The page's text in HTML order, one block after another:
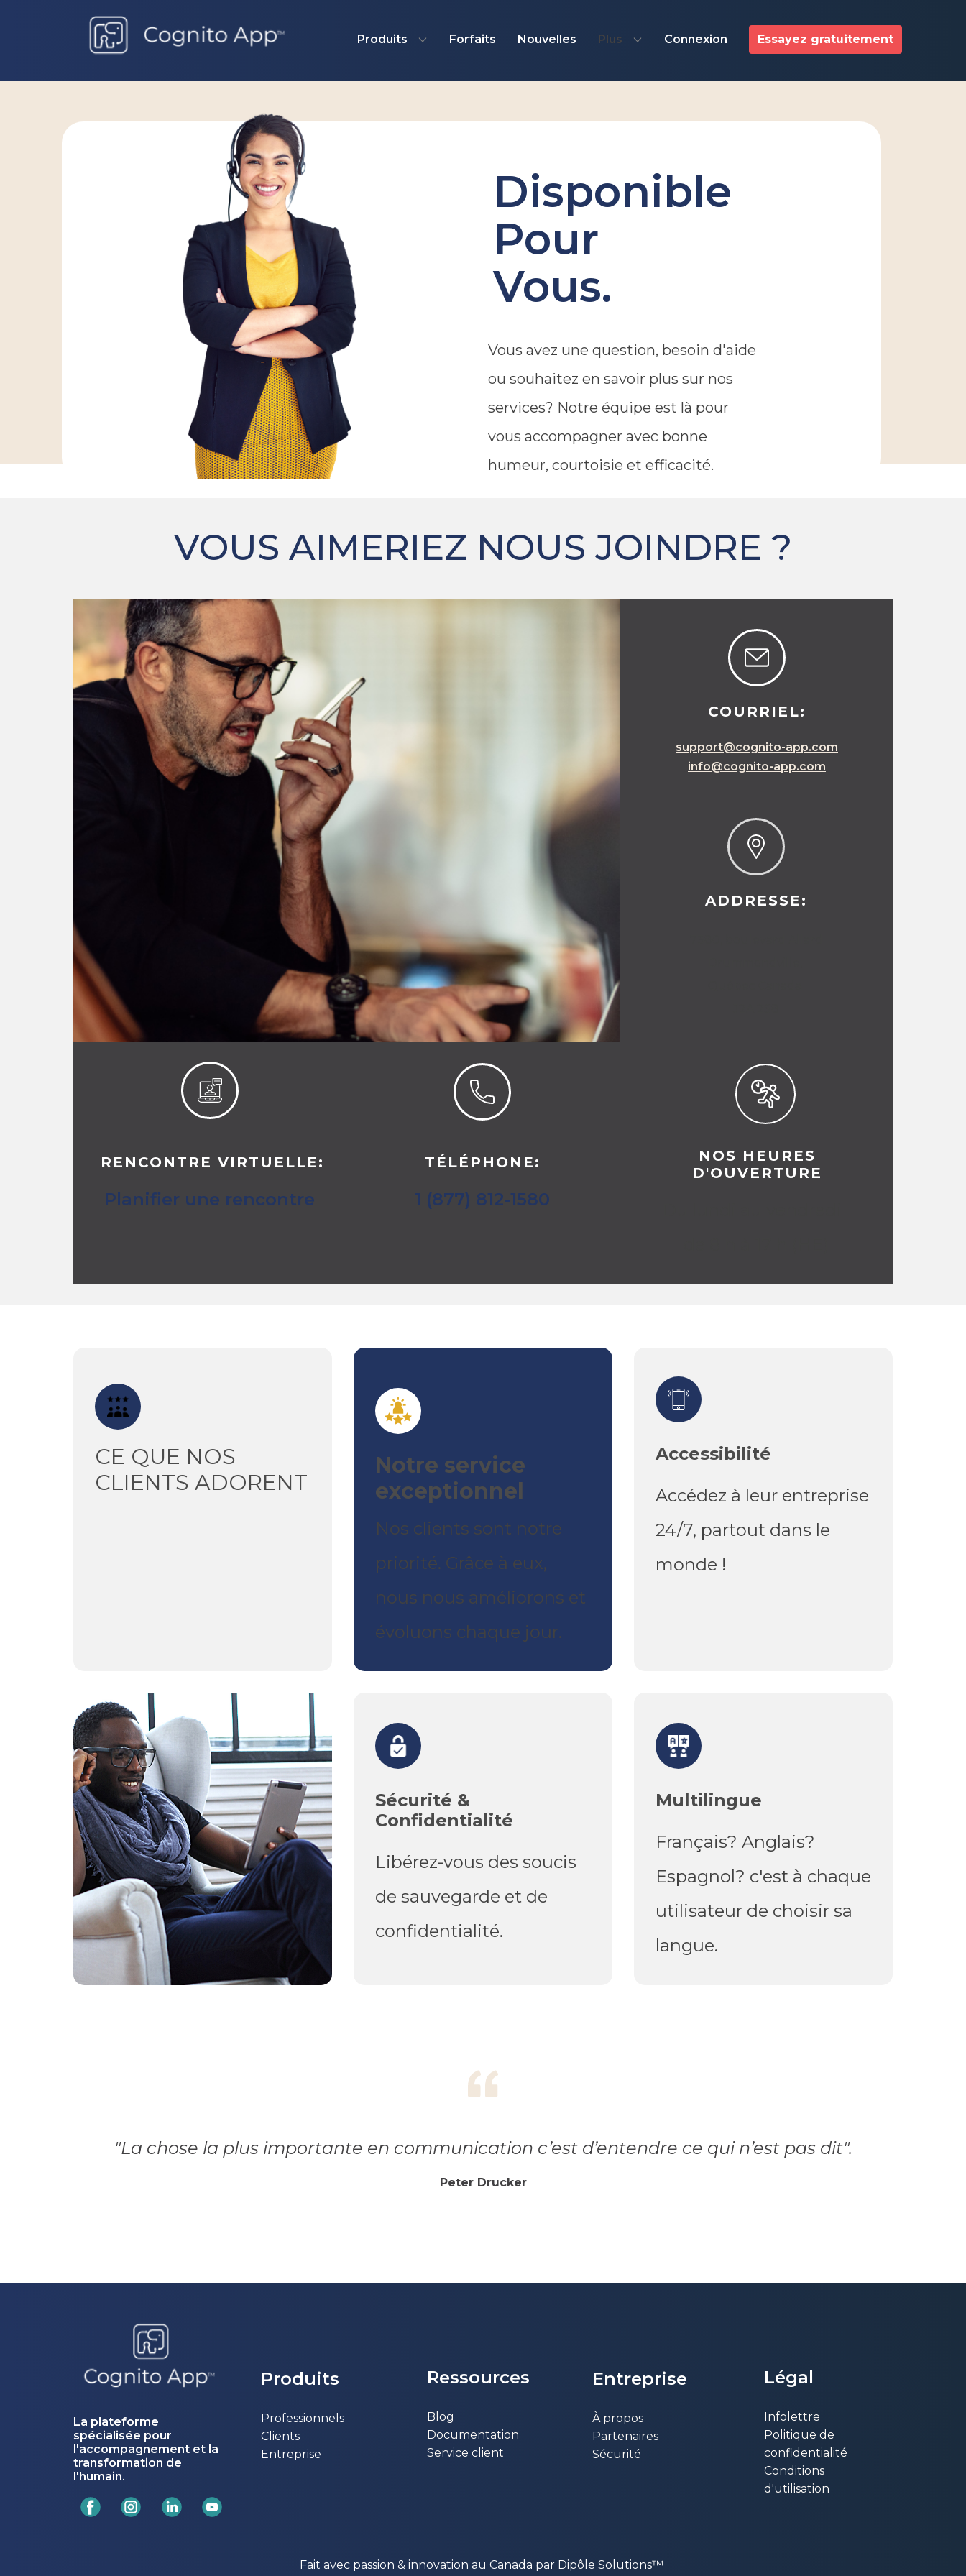
Produits Forfaits Nouvelles Plus Connexion Essayez gratuitement
Disponible
Pour
Vous.
Vous avez une question, besoin d'aide
ou souhaitez en savoir plus sur nos
services? Notre équipe est là pour
vous accompagner avec bonne
humeur, courtoisie et efficacité.
VOUS AIMERIEZ NOUS JOINDRE ​?
COURRIEL:
support@cognito-app.com
info@cognito-app.com
ADDRESSE:
RENCONTRE VIRTUELLE:
Planifier une rencontre
TÉLÉPHONE:
1 (877) 812-1580
NOS HEURES
D'OUVERTURE
CE QUE NOS
CLIENTS ADORENT
Notre service
exceptionnel
Nos clients sont notre
priorité. Grâce à eux,
nous nous améliorons et
évoluons chaque jour.
Accessibilité
Accédez à leur entreprise
24/7, partout dans le
monde !
Sécurité &
Confidentialité
Libérez-vous des soucis
de sauvegarde et de
confidentialité.
Multilingue
Français? Anglais?
Espagnol? c'est à chaque
utilisateur de choisir sa
langue.
"La chose la plus importante en communication c’est d’entendre ce qui n’est pas dit".
Peter Drucker
La plateforme
spécialisée pour
l'accompagnement et la
transformation de
l'humain.
Produits
Professionnels
Clients
Entreprise
Ressources
Blog
Documentation
Service client
Entr​eprise
À propos
Partenaires
Sécurité
Légal
Infolettre
Politique de
confidentialité
Conditions
d'utilisation
Fait avec passion & innovation au Canada par Dipôle Solutions™